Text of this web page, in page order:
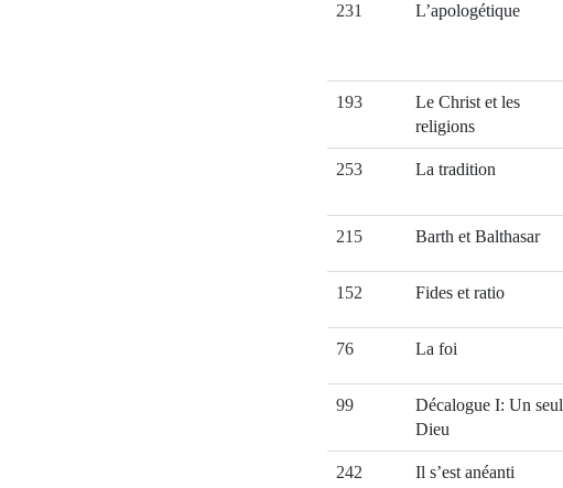
231 L’apologétique
193
Le Christ et les
religions
253 La tradition
215 Barth et Balthasar
152 Fides et ratio
76 La foi
99
Décalogue I: Un seul
Dieu
242 Il s’est anéanti